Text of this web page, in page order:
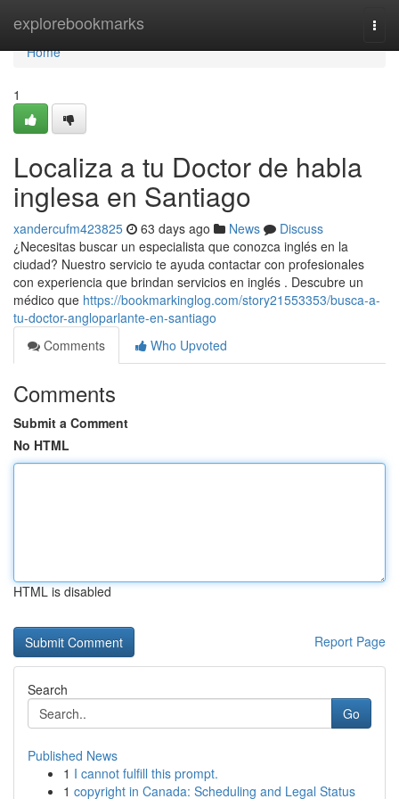
explorebookmarks
Home
Home
1
Localiza a tu Doctor de habla
inglesa en Santiago
xandercufm423825 63 days ago News
Discuss
¿Necesitas buscar un especialista que conozca inglés en la
ciudad? Nuestro servicio te ayuda contactar con profesionales
con experiencia que brindan servicios en inglés . Descubre un
médico que https://bookmarkinglog.com/story21553353/busca-a-
tu-doctor-angloparlante-en-santiago
Comments
Who Upvoted
Comments
Submit a Comment
No HTML
HTML is disabled
Report Page
Search
Go
Published News
1 I cannot fulfill this prompt.
1 copyright in Canada: Scheduling and Legal Status